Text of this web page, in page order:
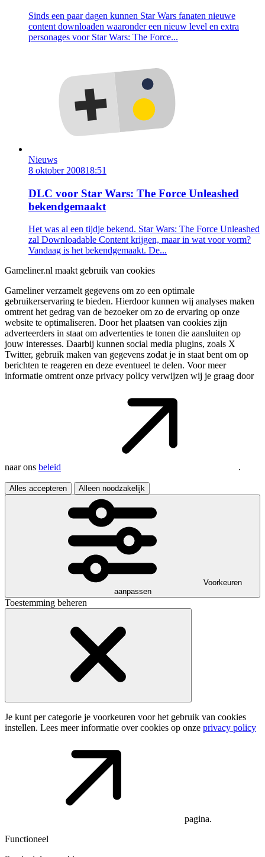
Sinds een paar dagen kunnen Star Wars fanaten nieuwe
content downloaden waaronder een nieuw level en extra
personages voor Star Wars: The Force...
Nieuws
8 oktober 200818:51
DLC voor Star Wars: The Force Unleashed
bekendgemaakt
Het was al een tijdje bekend. Star Wars: The Force Unleashed
zal Downloadable Content krijgen, maar in wat voor vorm?
Vandaag is het bekendgemaakt. De...
Gameliner.nl maakt gebruik van cookies
Gameliner verzamelt gegevens om zo een optimale
gebruikerservaring te bieden. Hierdoor kunnen wij analyses maken
omtrent het gedrag van de bezoeker om zo de ervaring op onze
website te optimaliseren. Door het plaatsen van cookies zijn
adverteerders in staat om advertenties te tonen die aansluiten op
jouw interesses. Daarbij kunnen social media plugins, zoals X
Twitter, gebruik maken van gegevens zodat je in staat bent om op
berichten te reageren en deze eventueel te delen. Voor meer
informatie omtrent onze privacy policy verwijzen wij je graag door
naar ons beleid .
Alles accepteren Alleen noodzakelijk
Voorkeuren
aanpassen
Toestemming beheren
Je kunt per categorie je voorkeuren voor het gebruik van cookies
instellen. Lees meer informatie over cookies op onze privacy policy
pagina.
Functioneel